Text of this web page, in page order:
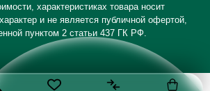
характеристиках товара носит
и не является публичной офертой,
пунктом 2 статьи 437 ГК РФ.